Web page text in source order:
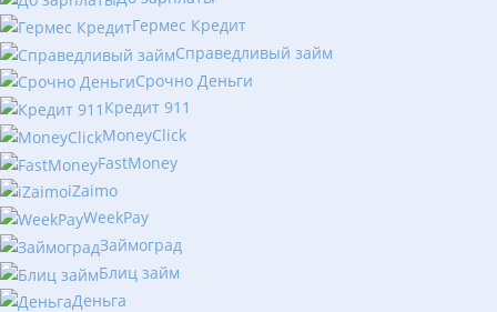
Гермес Кредит
Справедливый займ
Срочно Деньги
Кредит 911
MoneyClick
FastMoney
iZaimo
WeekPay
Займоград
Блиц займ
Деньга